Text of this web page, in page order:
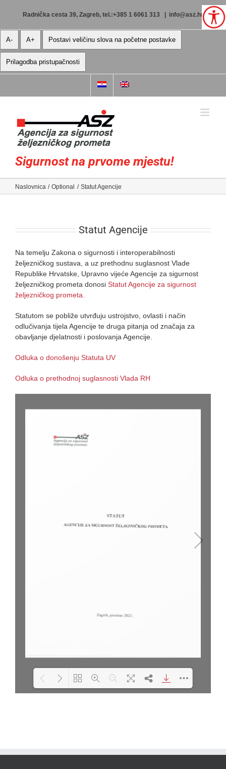
Radnička cesta 39, Zagreb, tel.:+385 1 6061 313 info@asz.hr
A- A+ Postavi veličinu slova na početne postavke
Prilagodba pristupačnosti
Sigurnost na prvome mjestu!
Naslovnica Optional Statut Agencije
Statut Agencije
Na temelju Zakona o sigurnosti i interoperabilnosti
željezničkog sustava, a uz prethodnu suglasnost Vlade
Republike Hrvatske, Upravno vijeće Agencije za sigurnost
željezničkog prometa donosi Statut Agencije za sigurnost
željezničkog prometa.
Statutom se pobliže utvrđuju ustrojstvo, ovlasti i način
odlučivanja tijela Agencije te druga pitanja od značaja za
obavljanje djelatnosti i poslovanja Agencije.
Odluka o donošenju Statuta UV
Odluka o prethodnoj suglasnosti Vlada RH